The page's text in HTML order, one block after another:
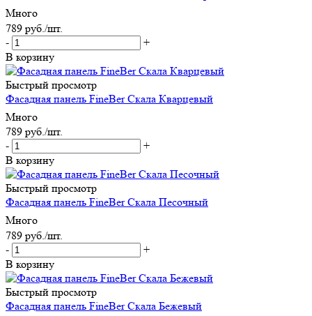
Много
789 руб. /шт.
-
+
В корзину
Быстрый просмотр
Фасадная панель FineBer Скала Кварцевый
Много
789 руб./шт.
-
+
В корзину
Быстрый просмотр
Фасадная панель FineBer Скала Песочный
Много
789 руб. /шт.
-
+
В корзину
Быстрый просмотр
Фасадная панель FineBer Скала Бежевый